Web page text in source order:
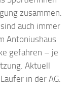
zusammen.
auch immer
Antoniushaus
gefahren – je
Aktuell
in der AG.